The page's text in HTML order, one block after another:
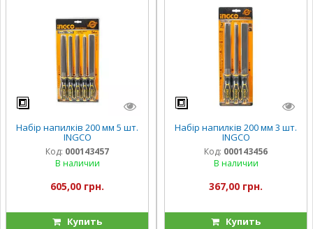
Набір напилків 200 мм 5 шт.
INGCO
Код: 000143457
В наличии
605,00 грн.
Купить
Набір напилків 200 мм 3 шт.
INGCO
Код: 000143456
В наличии
367,00 грн.
Купить